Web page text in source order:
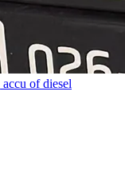
accu of diesel